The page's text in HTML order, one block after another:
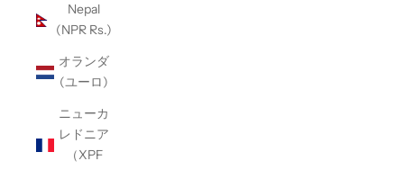
Nepal
(NPR Rs.)
オランダ
(ユーロ)
ニューカ
レドニア
（XPF